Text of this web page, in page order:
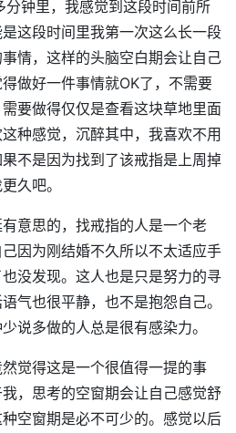
钟里，我感觉到这段时间前所
这段时间里我第一次这么长一段
情，这样的头脑空白期会让自己
做好一件事情就OK了，不需要
要做得仅仅是查看这块草地里面
种感觉，沉醉其中，我喜欢不用
不是因为找到了该戒指是上周掉
久吧。
意思的，找戒指的人是一个老
因为刚结婚不久所以不太适应手
没发现。这人也是只是努力的寻
气也很平静，也不是抱怨自己。
说多做的人总是很有感染力。
觉得这是一个很值得一提的事
，思考的空窗期会让自己感觉舒
空窗期是必不可少的。感觉以后